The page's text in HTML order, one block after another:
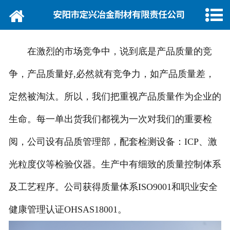
网站首页
品质管理
企业荣誉
新闻动态
销售网络
公司招聘
在激烈的市场竞争中，说到底是产品质量的竞
争，产品质量好,必然就有竞争力，如产品质量差，
定然被淘汰。所以，我们把重视产品质量作为企业的
生命。每一单出货我们都视为一次对我们的重要检
阅，公司设有品质管理部，配套检测设备：ICP、激
光粒度仪等检验仪器。生产中有细致的质量控制体系
及工艺程序。公司获得质量体系ISO9001和职业安全
健康管理认证OHSAS18001。